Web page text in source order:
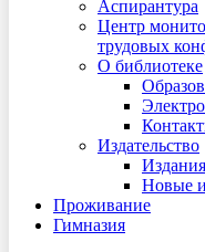
Аспирантура
Центр
трудовых
О библиотеке
Издательство
Новые
Проживание
Гимназия